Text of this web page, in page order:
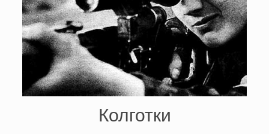
Колготки